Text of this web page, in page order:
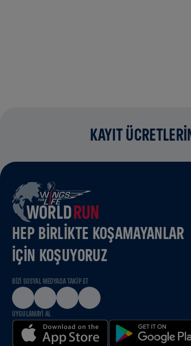
KAYIT
HEP BIRLIKTE KOŞAMAYANLAR
IÇIN KOŞUYORUZ
BIZI SOSYAL MEDYADA TAKIP ET
UYGULAMAYI AL